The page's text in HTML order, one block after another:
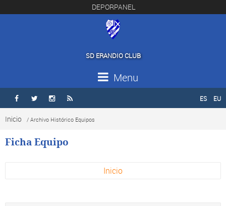
DEPORPANEL
SD ERANDIO CLUB
Menu
    ES EU
Inicio / Archivo Histórico Equipos
Ficha Equipo
Inicio